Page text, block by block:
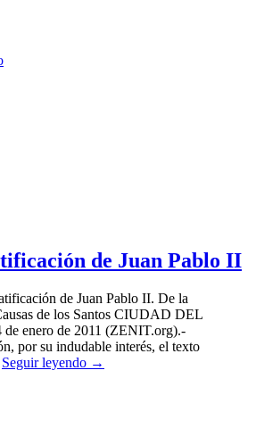
de Juan Pablo II
de Juan Pablo II. De la
de los Santos CIUDAD DEL
enero de 2011 (ZENIT.org).-
por su indudable interés, el texto
Seguir leyendo →